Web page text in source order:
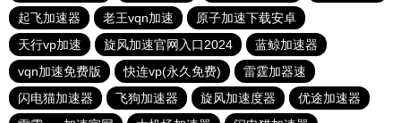
起飞加速器
老王vqn加速
原子加速下载安卓
天行vp加速
旋风加速官网入口2024
蓝鲸加速器
vqn加速免费版
快连vp(永久免费)
雷霆加器速
闪电猫加速器
飞狗加速器 旋风加速度器
优途加速器